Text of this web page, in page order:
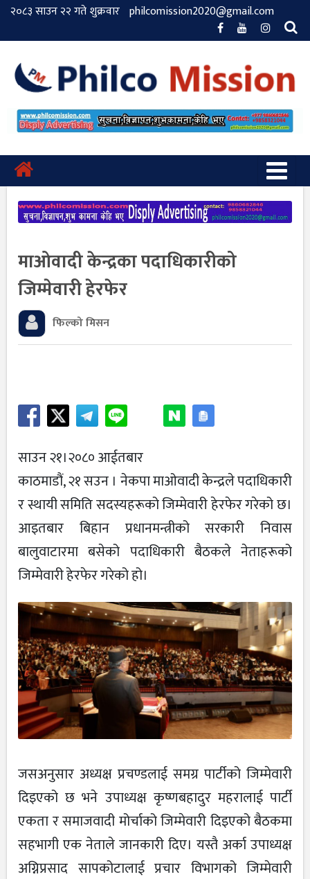
२०८३ साउन २२ गते शुक्रवार philcomission2020@gmail.com
माओवादी केन्द्रका पदाधिकारीको
जिम्मेवारी हेरफेर
फिल्को मिसन
साउन २१।२०८० आईतबार
काठमाडौं, २१ सउन । नेकपा माओवादी केन्द्रले पदाधिकारी
र स्थायी समिति सदस्यहरूको जिम्मेवारी हेरफेर गरेको छ।
आइतबार बिहान प्रधानमन्त्रीको सरकारी निवास
बालुवाटारमा बसेको पदाधिकारी बैठकले नेताहरूको
जिम्मेवारी हेरफेर गरेको हो।
जसअनुसार अध्यक्ष प्रचण्डलाई समग्र पार्टीको जिम्मेवारी
दिइएको छ भने उपाध्यक्ष कृष्णबहादुर महरालाई पार्टी
एकता र समाजवादी मोर्चाको जिम्मेवारी दिइएको बैठकमा
सहभागी एक नेताले जानकारी दिए। यस्तै अर्का उपाध्यक्ष
अग्निप्रसाद सापकोटालाई प्रचार विभागको जिम्मेवारी